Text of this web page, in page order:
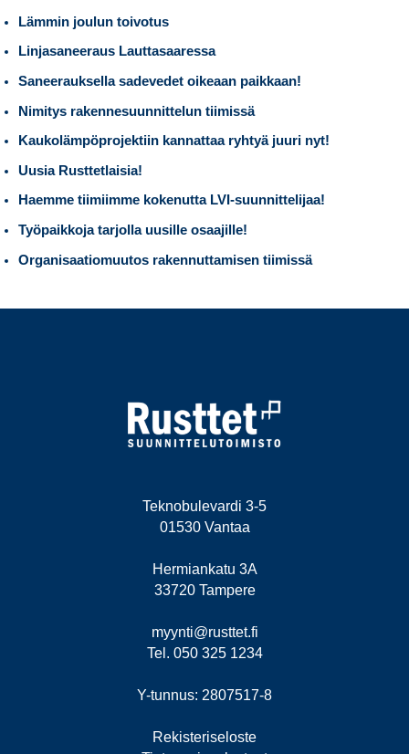
Lämmin joulun toivotus
Linjasaneeraus Lauttasaaressa
Saneerauksella sadevedet oikeaan paikkaan!
Nimitys rakennesuunnittelun tiimissä
Kaukolämpöprojektiin kannattaa ryhtyä juuri nyt!
Uusia Rusttetlaisia!
Haemme tiimiimme kokenutta LVI-suunnittelijaa!
Työpaikkoja tarjolla uusille osaajille!
Organisaatiomuutos rakennuttamisen tiimissä
Teknobulevardi 3-5
01530 Vantaa
Hermiankatu 3A
33720 Tampere
myynti@rusttet.fi
Tel. 050 325 1234
Y-tunnus: 2807517-8
Rekisteriseloste